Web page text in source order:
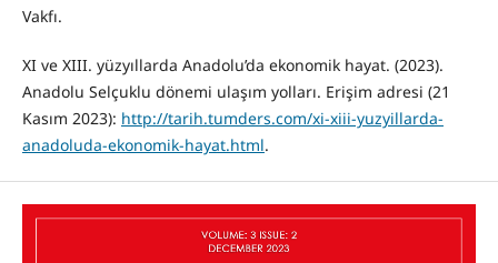
Vakfı.
XI ve XIII. yüzyıllarda Anadolu’da ekonomik hayat. (2023).
Anadolu Selçuklu dönemi ulaşım yolları. Erişim adresi (21
Kasım 2023): http://tarih.tumders.com/xi-xiii-yuzyillarda-
anadoluda-ekonomik-hayat.html.